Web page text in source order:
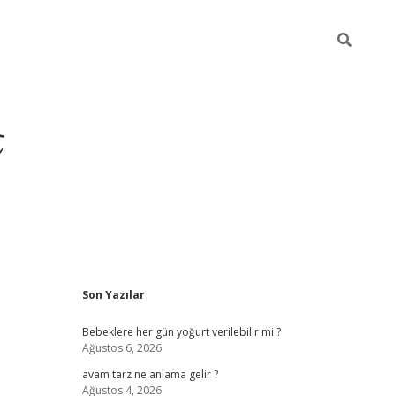
Sidebar
Son Yazılar
Bebeklere her gün yoğurt verilebilir mi ?
Ağustos 6, 2026
avam tarz ne anlama gelir ?
Ağustos 4, 2026